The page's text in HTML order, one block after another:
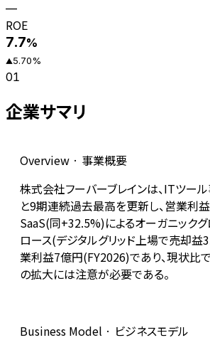
—
ROE
7.7%
▲5.70%
01
企業サマリ
Overview · 事業概要
株式会社フーバーブレインは、ITツー
と9期連続過去最高を更新し、営業利
SaaS(同+32.5%)によるオーガニック
ロース(デジタルグリッド上場で売却
業利益7億円(FY2026)であり、現状比
の拡大には注意が必要である。
Business Model · ビジネスモデル